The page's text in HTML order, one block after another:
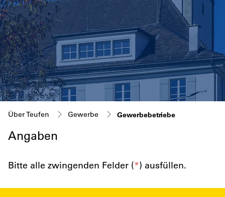
Über Teufen Gewerbe Gewerbebetriebe(ausgewählt)
Angaben
Bitte alle zwingenden Felder (*) ausfüllen.